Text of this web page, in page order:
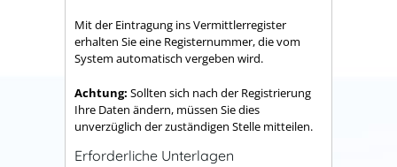
Mit der Eintragung ins Vermittlerregister
erhalten Sie eine Registernummer, die vom
System automatisch vergeben wird.
Achtung: Sollten sich nach der Registrierung
Ihre Daten ändern, müssen Sie dies
unverzüglich der zuständigen Stelle mitteilen.
Erforderliche Unterlagen